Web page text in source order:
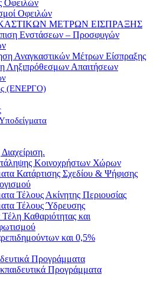
Οφειλών
Οφειλών
ΜΕΤΡΩΝ ΕΙΣΠΡΑΞΗΣ
Ενστάσεων – Προσφυγών
Αναγκαστικών Μέτρων Είσπραξης
Ληξιπρόθεσμων Απαιτήσεων
(ΕΝΕΡΓΟ)
Κοινοχρήστων Χώρων
Κατάρτισης Σχεδίου & Ψήφισης
Τέλους Ακίνητης Περιουσίας
Τέλους Ύδρευσης
Καθαριότητας και
και 0,5%
Προγράμματα
Προγράμματα